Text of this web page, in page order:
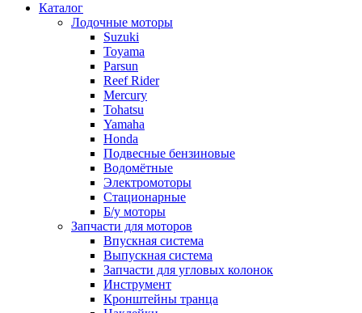
Каталог
Лодочные моторы
Suzuki
Toyama
Parsun
Reef Rider
Mercury
Tohatsu
Yamaha
Honda
Подвесные бензиновые
Водомётные
Электромоторы
Стационарные
Б/у моторы
Запчасти для моторов
Впускная система
Выпускная система
Запчасти для угловых колонок
Инструмент
Кронштейны транца